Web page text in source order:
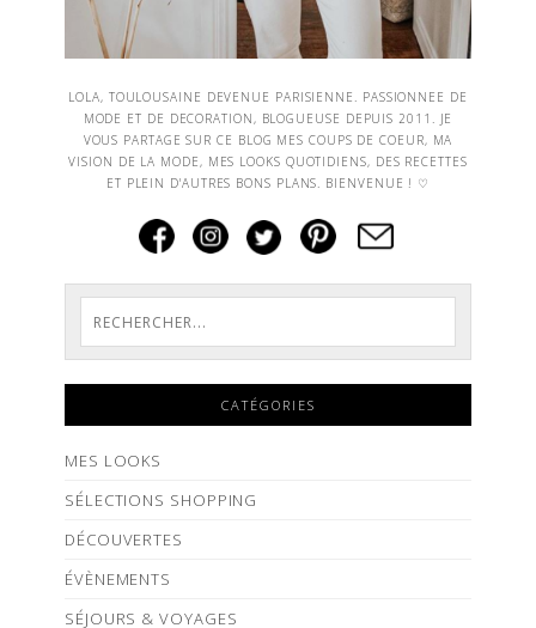
LOLA, TOULOUSAINE DEVENUE PARISIENNE. PASSIONNEE DE
MODE ET DE DECORATION, BLOGUEUSE DEPUIS 2011. JE
VOUS PARTAGE SUR CE BLOG MES COUPS DE COEUR, MA
VISION DE LA MODE, MES LOOKS QUOTIDIENS, DES RECETTES
ET PLEIN D'AUTRES BONS PLANS. BIENVENUE ! ♡
CATÉGORIES
MES LOOKS
SÉLECTIONS SHOPPING
DÉCOUVERTES
ÉVÈNEMENTS
SÉJOURS & VOYAGES